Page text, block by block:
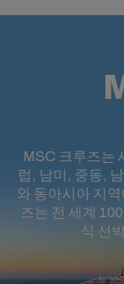
MSC 크루즈는
럽, 남미, 중동,
와 동아시아 지
즈는 전 세계
식 선